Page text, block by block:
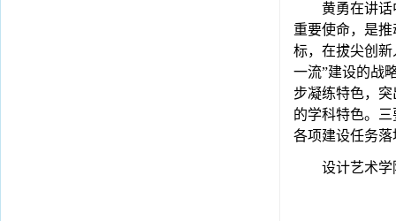
黄勇在讲
重要使命，是
标，在拔尖创
一流”建设的战
步凝练特色，
的学科特色。
各项建设任务落
设计艺术